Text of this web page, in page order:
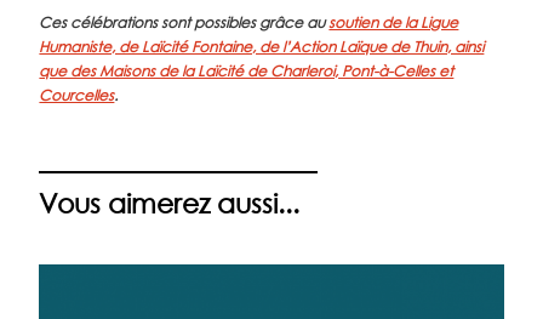
Ces célébrations sont possibles grâce ausoutien de la Ligue
Humaniste, de Laïcité Fontaine, de l’Action Laïque de Thuin, ainsi
que des Maisons de la Laïcité de Charleroi, Pont-à-Celles et
Courcelles.
Vous aimerez aussi...